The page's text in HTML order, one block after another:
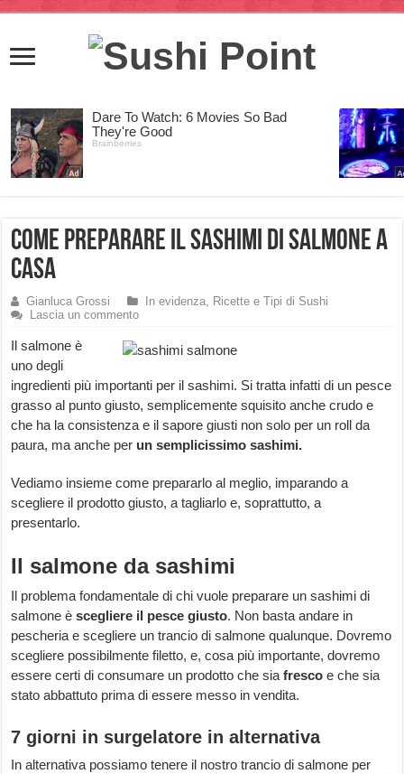
Come preparare il Sashimi di Salmone a
casa
Gianluca Grossi In evidenza, Ricette e Tipi di Sushi
Lascia un commento
Il salmone è
uno degli
ingredienti più importanti per il sashimi. Si tratta infatti di un pesce
grasso al punto giusto, semplicemente squisito anche crudo e
che ha la consistenza e il sapore giusti non solo per un roll da
paura, ma anche per un semplicissimo sashimi.
Vediamo insieme come prepararlo al meglio, imparando a
scegliere il prodotto giusto, a tagliarlo e, soprattutto, a
presentarlo.
Il salmone da sashimi
Il problema fondamentale di chi vuole preparare un sashimi di
salmone èscegliere il pesce giusto. Non basta andare in
pescheria e scegliere un trancio di salmone qualunque. Dovremo
scegliere possibilmente filetto, e, cosa più importante, dovremo
essere certi di consumare un prodotto che sia frescoe che sia
stato abbattuto prima di essere messo in vendita.
7 giorni in surgelatore in alternativa
In alternativa possiamo tenere il nostro trancio di salmone per